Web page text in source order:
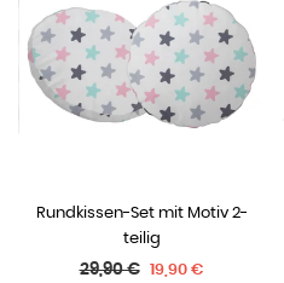
Rundkissen-Set mit Motiv 2-
teilig
Normaler
29,90 € 19,90 €